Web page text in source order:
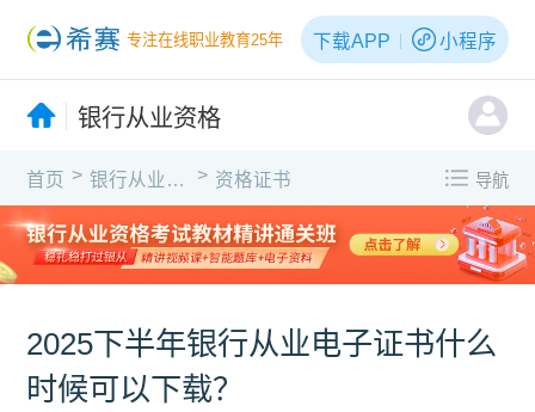
专注在线职业教育25年 下载APP 小程序
银行从业资格
首页 > 银行从业资格 > 资格证书 导航
2025下半年银行从业电子证书什么
时候可以下载？